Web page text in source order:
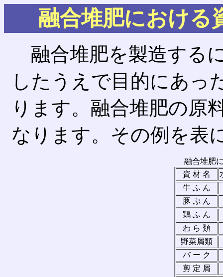
融合堆肥における
融合堆肥を製造する
したうえで目的にあっ
ります。融合堆肥の原
なります。その例を表
融合堆肥
資 材 名
牛 ふ ん
豚 ぷ ん
鶏 ふ ん
わ ら 類
野菜屑類
バ ー ク
剪 定 屑